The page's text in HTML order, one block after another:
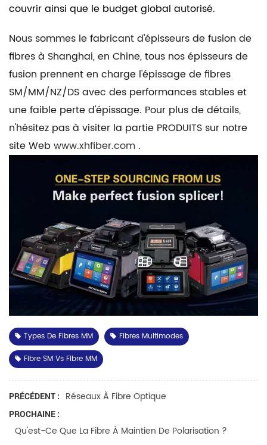
couvrir ainsi que le budget global autorisé.
Nous sommes le fabricant d'épisseurs de fusion de
fibres à Shanghai, en Chine, tous nos épisseurs de
fusion prennent en charge l'épissage de fibres
SM/MM/NZ/DS avec des performances stables et
une faible perte d'épissage. Pour plus de détails,
n'hésitez pas à visiter la partie PRODUITS sur notre
site Web www.xhfiber.com .
Types De Fibres MM
Fibres Multimodes
Fibre SM Vs Fibre MM
PRÉCÉDENT : Réseaux À Fibre Optique
PROCHAINE :
Qu'est-Ce Que La Fibre À Maintien De Polarisation ?